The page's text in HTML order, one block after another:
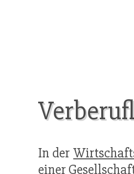
In der
einer